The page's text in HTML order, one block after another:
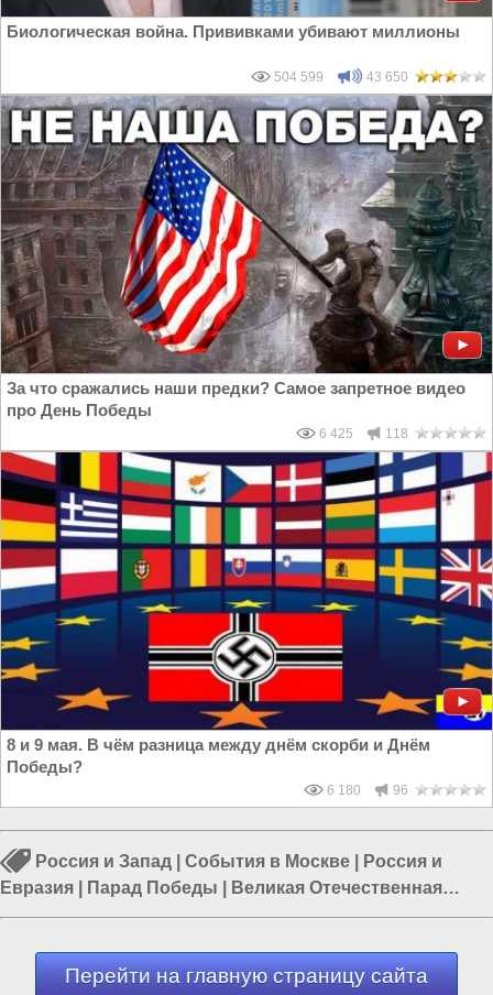
Биологическая война. Прививками убивают миллионы
504 599 43 650
За что сражались наши предки? Самое запретное видео
про День Победы
6 425 118
8 и 9 мая. В чём разница между днём скорби и Днём
Победы?
6 180 96
Россия и Запад События в Москве
Россия и
Евразия
Парад Победы
Великая Отечественная
война|Политика в России|Россия и Европа
Перейти на главную страницу сайта